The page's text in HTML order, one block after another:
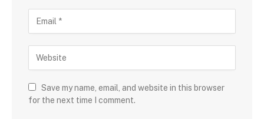
Save my name, email, and website in this browser
for the next time I comment.